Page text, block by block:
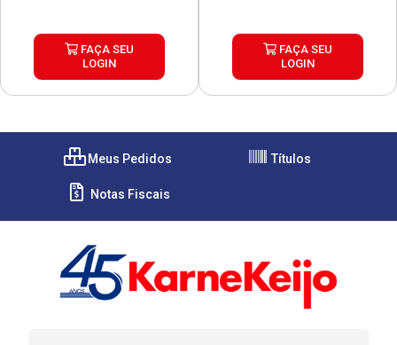
FAÇA SEU
LOGIN
FAÇA SEU
LOGIN
Meus Pedidos Títulos
Notas Fiscais